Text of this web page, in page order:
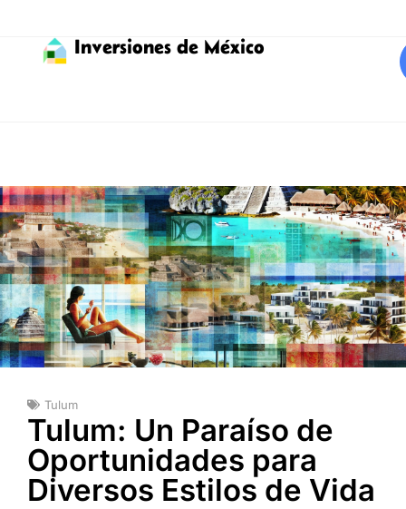
Inversiones de México
Tulum
Tulum: Un Paraíso de
Oportunidades para
Diversos Estilos de Vida